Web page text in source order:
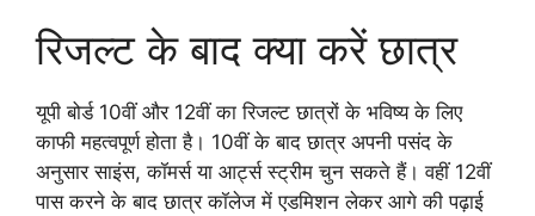
रिजल्ट के बाद क्या करें छात्र
यूपी बोर्ड 10वीं और 12वीं का रिजल्ट छात्रों के भविष्य के लिए
काफी महत्वपूर्ण होता है। 10वीं के बाद छात्र अपनी पसंद के
अनुसार साइंस, कॉमर्स या आर्ट्स स्ट्रीम चुन सकते हैं। वहीं 12वीं
पास करने के बाद छात्र कॉलेज में एडमिशन लेकर आगे की पढ़ाई